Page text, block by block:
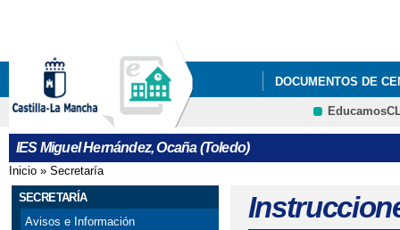
DOCUMENTOS DE
GESTIÓN DE
IES Miguel Hernández, Ocaña (Toledo)
Se encuentra usted aquí
Inicio » Secretaría
SECRETARÍA
Avisos e Información